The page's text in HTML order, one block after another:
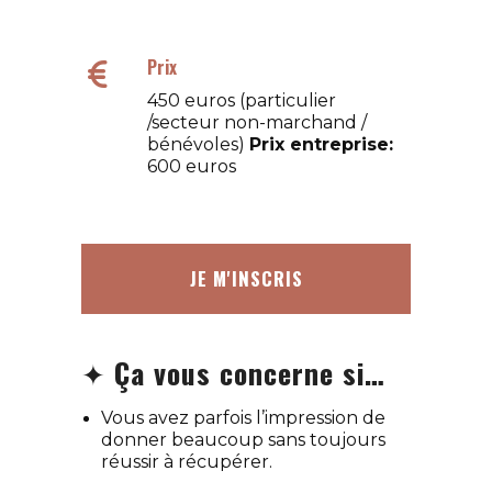
Prix
450 euros (particulier
/secteur non-marchand /
bénévoles) Prix entreprise:
600 euros
JE M'INSCRIS
✦ Ça vous concerne si…
Vous avez parfois l’impression de
donner beaucoup sans toujours
réussir à récupérer.